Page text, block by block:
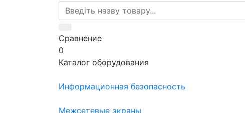
Сравнение
0
Каталог оборудования
Информационная безопасность
Межсетевые экраны